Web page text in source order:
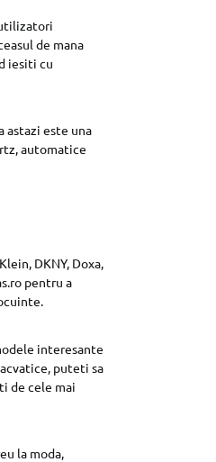
de mana
iesiti cu
astazi este una
automatice
DKNY, Doxa,
pentru a
interesante
puteti sa
de cele mai
la moda,